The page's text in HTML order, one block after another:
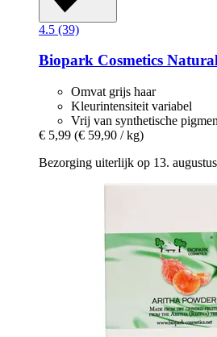
4.5 (39)
Biopark Cosmetics
Omvat grijs haar
Kleurintensiteit variabel
Vrij van synthetische
€ 5,99 (€ 59,90 / kg)
Bezorging uiterlijk op 13. augustus